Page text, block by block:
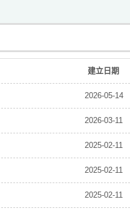
建立日期
2026-05-14
2026-03-11
2025-02-11
2025-02-11
2025-02-11